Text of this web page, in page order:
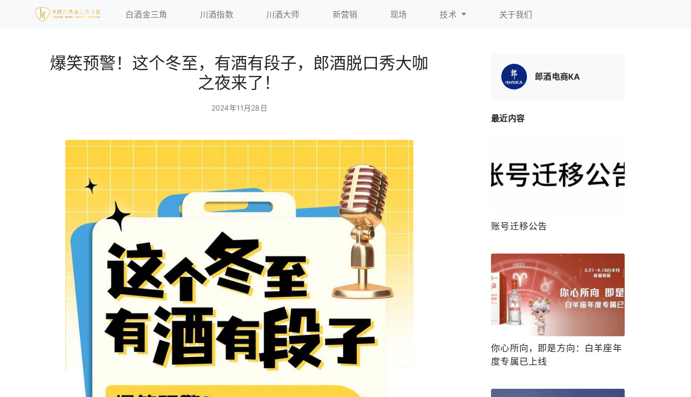
白酒金三角 川酒指数 川酒大师 新营销 现场 技术 关于我们
爆笑预警！这个冬至，有酒有段子，郎酒脱口秀大咖
之夜来了！
2024年11月28日
郎酒电商KA
最近内容
账号迁移公告
你心所向，即是方向：白羊座年
度专属已上线